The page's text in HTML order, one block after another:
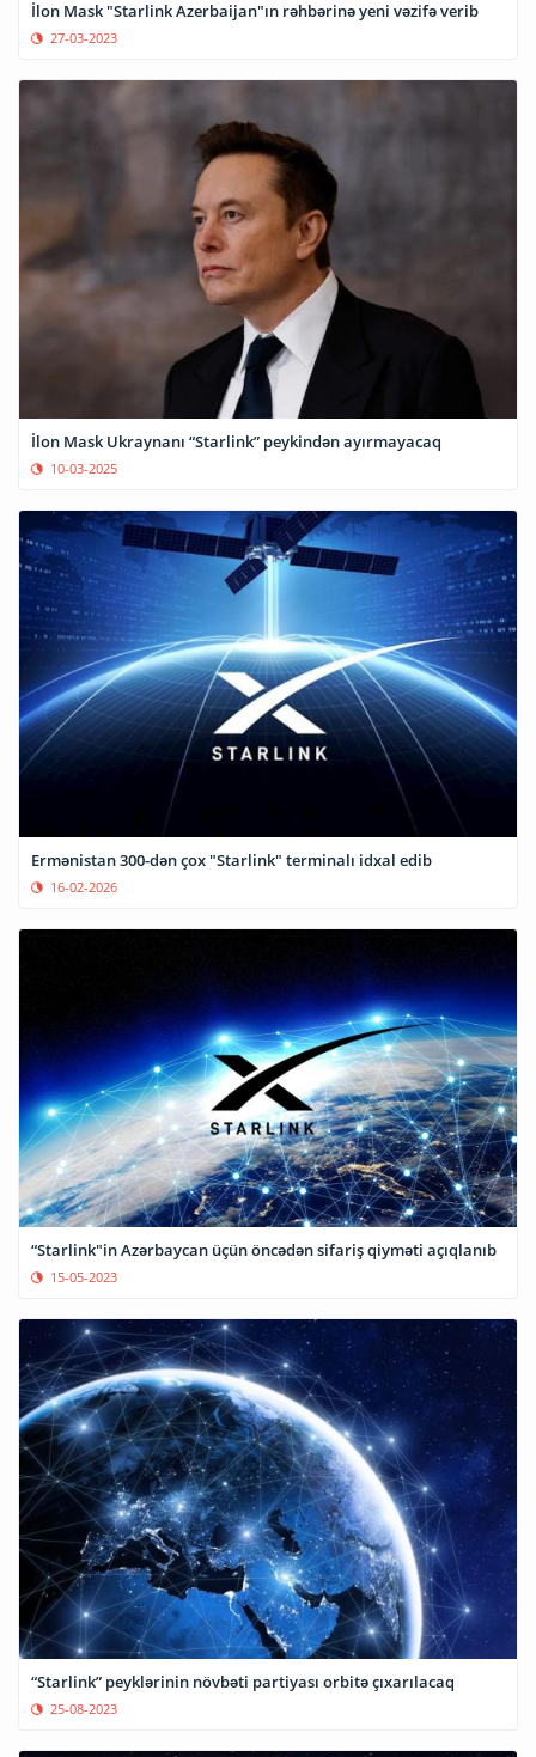
İlon Mask "Starlink Azerbaijan"ın rəhbərinə yeni vəzifə verib
27-03-2023
İlon Mask Ukraynanı “Starlink” peykindən ayırmayacaq
10-03-2025
Ermənistan 300-dən çox "Starlink" terminalı idxal edib
16-02-2026
“Starlink"in Azərbaycan üçün öncədən sifariş qiyməti açıqlanıb
15-05-2023
“Starlink” peyklərinin növbəti partiyası orbitə çıxarılacaq
25-08-2023